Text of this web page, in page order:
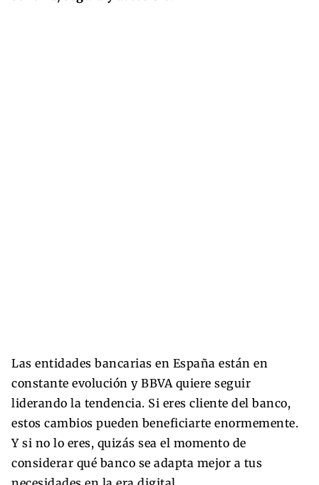
Las entidades bancarias en España están en
constante evolución y BBVA quiere seguir
liderando la tendencia. Si eres cliente del banco,
estos cambios pueden beneficiarte enormemente.
Y si no lo eres, quizás sea el momento de
considerar qué banco se adapta mejor a tus